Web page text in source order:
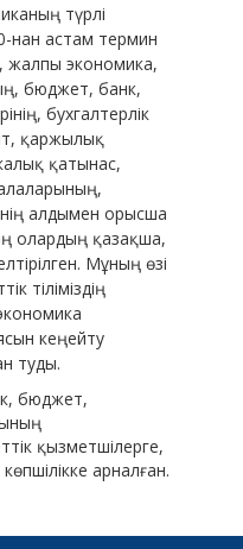
түрлі
нан астам термин
жалпы экономика,
бюджет, банк,
бухгалтерлік
қаржылық
қатынас,
алдымен орысша
олардың қазақша,
Мұның өзі
тіліміздің
кеңейту
туды.
бюджет,
қызметшілерге,
арналған.